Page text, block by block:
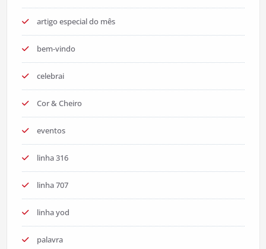
artigo especial do mês
bem-vindo
celebrai
Cor & Cheiro
eventos
linha 316
linha 707
linha yod
palavra